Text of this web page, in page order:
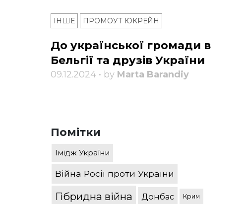
ІНШЕ ПРОМОУТ ЮКРЕЙН
До української громади в
Бельгії та друзів України
09.12.2024 • by Marta Barandiy
Помітки
Імідж України
Війна Росії проти України
Гібридна війна Донбас Крим